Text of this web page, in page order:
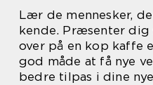
Lær de mennesker,
kende. Præsenter
over på en kop kaffe
god måde at få nye
bedre tilpas i dine